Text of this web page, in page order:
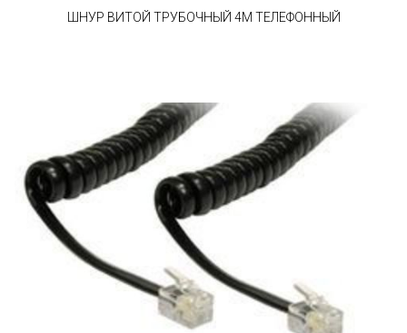
ШНУР ВИТОЙ ТРУБОЧНЫЙ 4М ТЕЛЕФОННЫЙ